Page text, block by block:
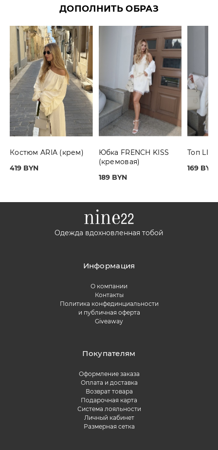
ДОПОЛНИТЬ ОБРАЗ
Костюм ARIA (крем)
419 BYN
Юбка FRENCH KISS
(кремовая)
189 BYN
Топ
169 BYN
Одежда вдохновленная тобой
Информация
О компании
Контакты
Политика конфединциальности
и публичная оферта
Giveaway
Покупателям
Оформление заказа
Оплата и доставка
Возврат товара
Подарочная карта
Система лояльности
Личный кабинет
Размерная сетка